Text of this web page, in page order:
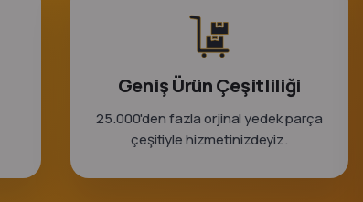
Geniş Ürün Çeşitliliği
25.000'den fazla orjinal yedek parça
çeşitiyle hizmetinizdeyiz.